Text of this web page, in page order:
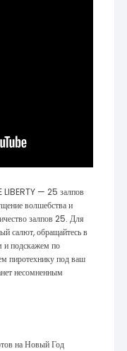
LIBERTY — 25 залпов
волшебства и
залпов 25. Для
салют, обращайтесь в
и подскажем по
пиротехнику под ваш
несомненным
на Новый Год